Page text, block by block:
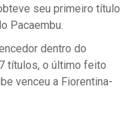
seu primeiro título
Pacaembu.
dentro do
títulos, o último feito
venceu a Fiorentina-